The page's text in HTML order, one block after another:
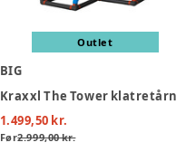
Outlet
BIG
Kraxxl The Tower klatretårn
1.499,50 kr.
Før2.999,00 kr.